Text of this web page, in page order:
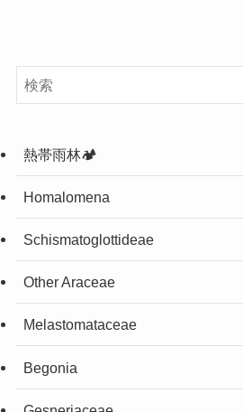
熱帯雨林🏕️
Homalomena
Schismatoglottideae
Other Araceae
Melastomataceae
Begonia